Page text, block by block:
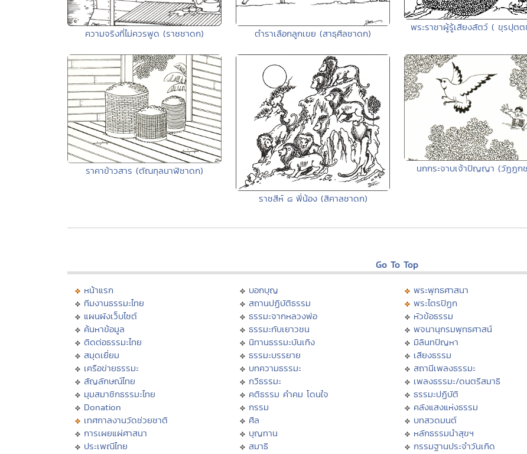
ความจริงที่ไม่ควรพูด (ราชชาดก) ตำราเลือกลูกเขย (สาธุศีลชาดก)
พระราชาผู้รู้เสียงสัตว์ ( ขุรปุต
ราคาข้าวสาร (ตัณฑุลนาฬิชาดก)
ราชสีห์ ๘ พี่น้อง (สิคาลชาดก)
นกกระจาบเจ้าปัญญา (วัฏฏก
Go To Top
หน้าแรก
ทีมงานธรรมะไทย
แผนผังเว็บไซต์
ค้นหาข้อมูล
ติดต่อธรรมะไทย
สมุดเยี่ยม
เครือข่ายธรรมะ
สัญลักษณ์ไทย
มุมสมาชิกธรรมะไทย
Donation
เทศกาลงานวัดช่วยชาติ
การเผยแผ่ศาสนา
ประเพณีไทย
บอกบุญ
สถานปฏิบัติธรรม
ธรรมะจากหลวงพ่อ
ธรรมะกับเยาวชน
นิทานธรรมะบันเทิง
ธรรมะบรรยาย
บทความธรรมะ
กวีธรรมะ
คติธรรม คำคม โดนใจ
กรรม
ศีล
บุญทาน
สมาธิ
พระพุทธศาสนา
พระไตรปิฏก
หัวข้อธรรม
พจนานุกรมพุทธศาสน์
มิลินทปัญหา
เสียงธรรม
สถานีเพลงธรรมะ
เพลงธรรมะ/ดนตรีสมาธิ
ธรรมะปฏิบัติ
คลังแสงแห่งธรรม
บทสวดมนต์
หลักธรรมนำสุขฯ
กรรมฐานประจำวันเกิด